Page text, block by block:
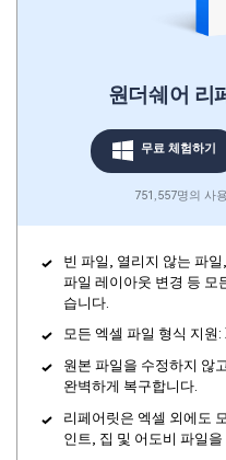
원더쉐어 리
무료 체험하기
751,557명의 사
빈 파일, 열리지 않는 파
파일 레이아웃 변경 등 모
습니다.
모든 엑셀 파일 형식 지원
원본 파일을 수정하지 않
완벽하게 복구합니다.
리페어릿은 엑셀 외에도
인트, 집 및 어도비 파일을